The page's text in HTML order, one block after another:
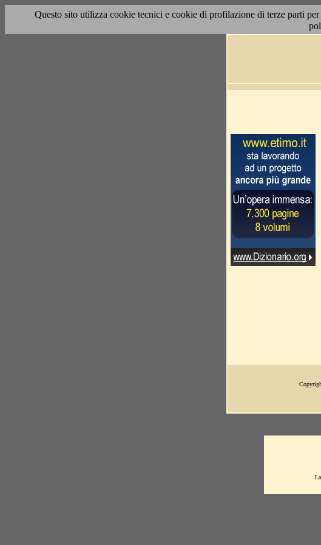
Questo sito utilizza cookie tecnici e cookie di profilazione di terze parti